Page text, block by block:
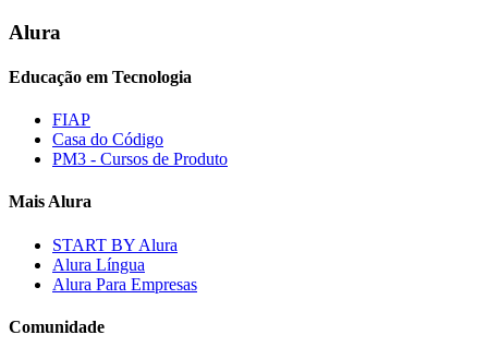
Alura
Educação em Tecnologia
FIAP
Casa do Código
PM3 - Cursos de Produto
Mais Alura
START BY Alura
Alura Língua
Alura Para Empresas
Comunidade